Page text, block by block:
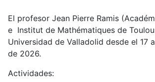
El profesor Jean Pierre Ramis
e Institut de Mathématiques de
Universidad de Valladolid desde el 17
de 2026.
Actividades: